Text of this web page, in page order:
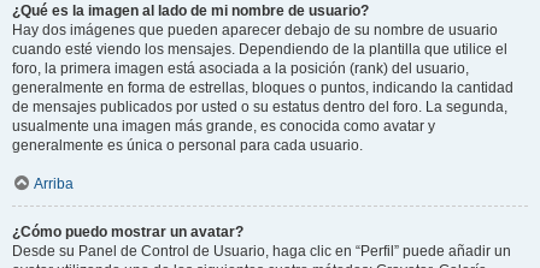
¿Qué es la imagen al lado de mi nombre de usuario?
Hay dos imágenes que pueden aparecer debajo de su nombre de usuario
cuando esté viendo los mensajes. Dependiendo de la plantilla que utilice el
foro, la primera imagen está asociada a la posición (rank) del usuario,
generalmente en forma de estrellas, bloques o puntos, indicando la cantidad
de mensajes publicados por usted o su estatus dentro del foro. La segunda,
usualmente una imagen más grande, es conocida como avatar y
generalmente es única o personal para cada usuario.
Arriba
¿Cómo puedo mostrar un avatar?
Desde su Panel de Control de Usuario, haga clic en “Perfil” puede añadir un